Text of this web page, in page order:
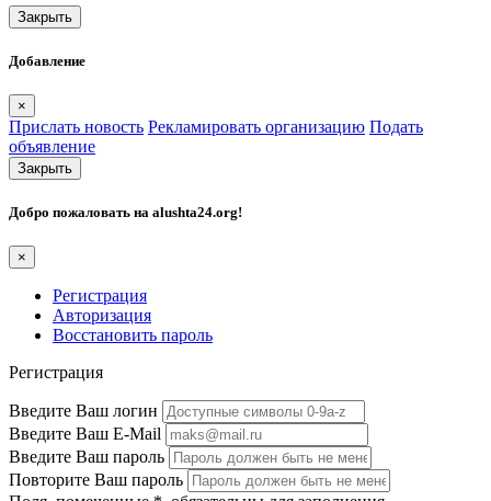
Закрыть
Добавление
×
Прислать новость Рекламировать организацию Подать
объявление
Закрыть
Добро пожаловать на alushta24.org!
×
Регистрация
Авторизация
Восстановить пароль
Регистрация
Введите Ваш логин
Введите Ваш E-Mail
Введите Ваш пароль
Повторите Ваш пароль